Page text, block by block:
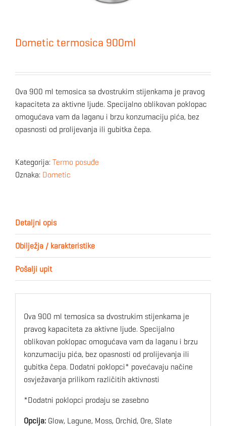
Dometic termosica 900ml
Ova 900 ml temosica sa dvostrukim stijenkama je pravog
kapaciteta za aktivne ljude. Specijalno oblikovan poklopac
omogućava vam da laganu i brzu konzumaciju pića, bez
opasnosti od prolijevanja ili gubitka čepa.
Kategorija: Termo posuđe
Oznaka: Dometic
Detaljni opis
Obilježja / karakteristike
Pošalji upit
Ova 900 ml temosica sa dvostrukim stijenkama je
pravog kapaciteta za aktivne ljude. Specijalno
oblikovan poklopac omogućava vam da laganu i brzu
konzumaciju pića, bez opasnosti od prolijevanja ili
gubitka čepa. Dodatni poklopci* povećavaju načine
osvježavanja prilikom različitih aktivnosti
*Dodatni poklopci prodaju se zasebno
Opcija:Glow, Lagune, Moss, Orchid, Ore, Slate